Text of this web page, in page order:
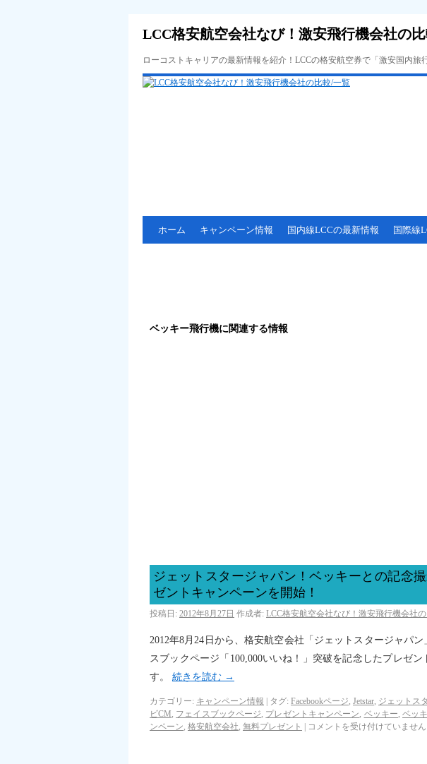
LCC格安航空会社なび！激安飛行機会社の
ローコストキャリアの最新情報を紹介！LCCの格安航空券で「激安国内
ホーム キャンペーン情報 国内線LCCの最新情報 国際線
ベッキー飛行機に関連する情報
ジェットスタージャパン！ベッキーとの記念
ゼントキャンペーンを開始！
投稿日: 2012年8月27日 作成者: LCC格安航空会社なび！激安飛行機会社
2012年8月24日から、格安航空会社「ジェットスタージャパ
スブックページ「100,000いいね！」突破を記念したプレゼ
す。 続きを読む →
カテゴリー: キャンペーン情報 タグ: Facebookページ, Jetstar, ジェットス
ビCM, フェイスブックページ, プレゼントキャンペーン, ベッキー,ベッ
ンペーン, 格安航空会社, 無料プレゼント コメントを受け付けていません